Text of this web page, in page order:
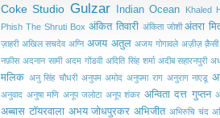
Coke Studio Gulzar Indian Ocean Khaled
Phish The Shruti Box अंकित तिवारी अंकिता जोशी अंतरा
ज़ाहरी अखिल सचदेव अग्नि अजय अतुल अजय गोगावले अज़ीज़ क़ैसी
नफ़ीस अदनान सामी अदम गोंडवी अदिति सिंह शर्मा अदीब सहारनपुरी
मलिक अनु सिंह चौधरी अनुपम अमोद अनुपमा राग अनुराग नाएडू
अनुवाद अनुषा मणि अनूप जलोटा अनूप शंकर अन्विता दत्त गुप्तन
अब्बास टॉयरवाला अभय जोधपुरकर अभिजीत अभिरुचि चंद